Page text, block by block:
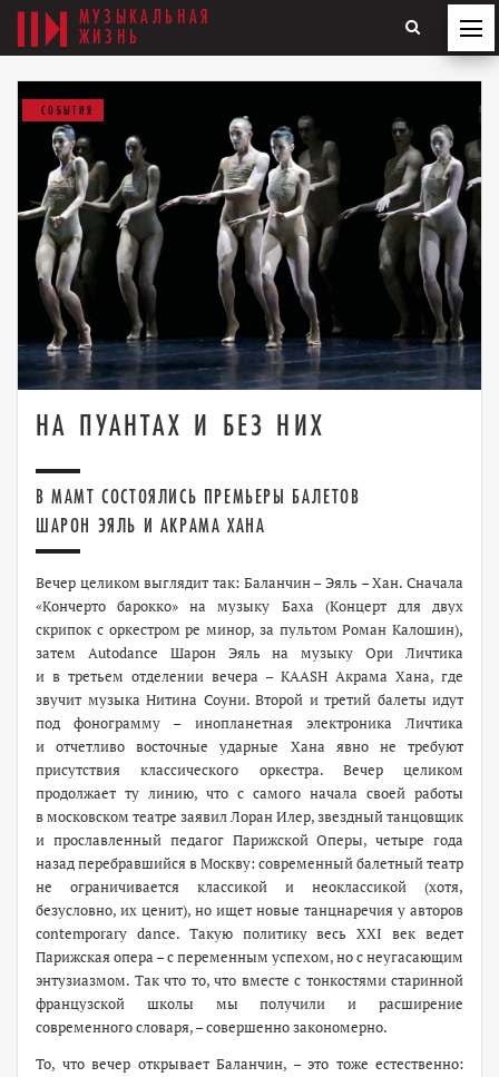
МУЗЫКАЛЬНАЯ
ЖИЗНЬ
СОБЫТИЯ
НА ПУАНТАХ И БЕЗ НИХ
В МАМТ СОСТОЯЛИСЬ ПРЕМЬЕРЫ БАЛЕТОВ
ШАРОН ЭЯЛЬ И АКРАМА ХАНА
Вечер целиком выглядит так: Баланчин – Эяль – Хан. Сначала
«Кончерто барокко» на музыку Баха (Концерт для двух
скрипок с оркестром ре минор, за пультом Роман Калошин),
затем Autodance Шарон Эяль на музыку Ори Личтика
и в третьем отделении вечера – KAASH Акрама Хана, где
звучит музыка Нитина Соуни. Второй и третий балеты идут
под фонограмму – инопланетная электроника Личтика
и отчетливо восточные ударные Хана явно не требуют
присутствия классического оркестра. Вечер целиком
продолжает ту линию, что с самого начала своей работы
в московском театре заявил Лоран Илер, звездный танцовщик
и прославленный педагог Парижской Оперы, четыре года
назад перебравшийся в Москву: современный балетный театр
не ограничивается классикой и неоклассикой (хотя,
безусловно, их ценит), но ищет новые танцнаречия у авторов
contemporary dance. Такую политику весь XXI век ведет
Парижская опера – с переменным успехом, но с неугасающим
энтузиазмом. Так что то, что вместе с тонкостями старинной
французской школы мы получили и расширение
современного словаря, – совершенно закономерно.
То, что вечер открывает Баланчин, – это тоже естественно: